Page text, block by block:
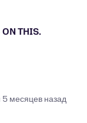
ON THIS.
5 месяцев назад